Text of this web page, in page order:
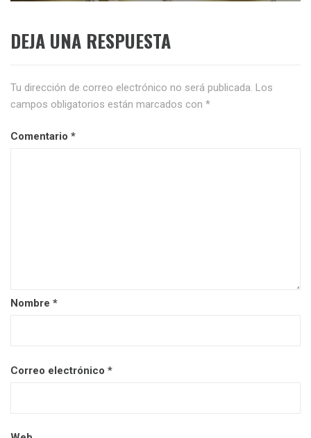
DEJA UNA RESPUESTA
Tu dirección de correo electrónico no será publicada. Los
campos obligatorios están marcados con *
Comentario *
Nombre *
Correo electrónico *